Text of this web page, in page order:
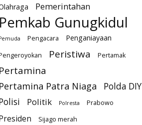
Pemerintahan
Pemkab Gunugkidul
Pengacara Penganiayaan
Peristiwa Pertamak
Pertamina
Pertamina Patra Niaga
Polda DIY
Politik Polresta Prabowo
Sijago merah